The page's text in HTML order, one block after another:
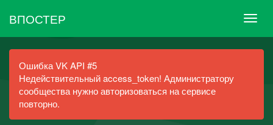
ВПОСТЕР
Ошибка VK API #5
Недействительный access_token! Администратору
сообщества нужно авторизоваться на сервисе
повторно.